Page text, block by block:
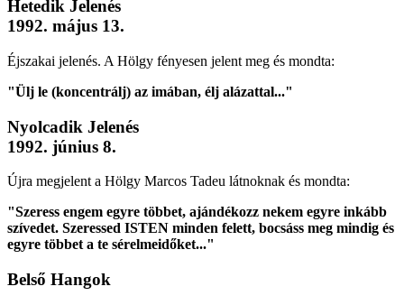
Hetedik Jelenés
1992. május 13.
Éjszakai jelenés. A Hölgy fényesen jelent meg és mondta:
"Ülj le (koncentrálj) az imában, élj alázattal..."
Nyolcadik Jelenés
1992. június 8.
Újra megjelent a Hölgy Marcos Tadeu látnoknak és mondta:
"Szeress engem egyre többet, ajándékozz nekem egyre inkább
szívedet. Szeressed ISTEN minden felett, bocsáss meg mindig és
egyre többet a te sérelmeidőket..."
Belső Hangok